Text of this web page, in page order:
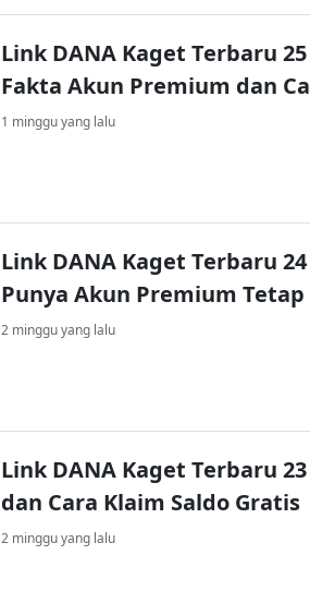
Link DANA Kaget Terbaru
Fakta Akun Premium dan
1 minggu yang lalu
Link DANA Kaget Terbaru 24
Punya Akun Premium Tetap
2 minggu yang lalu
Link DANA Kaget Terbaru
dan Cara Klaim Saldo Gratis
2 minggu yang lalu